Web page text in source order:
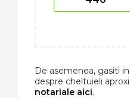
De asemenea, gasiti
despre cheltuieli
notariale aici.